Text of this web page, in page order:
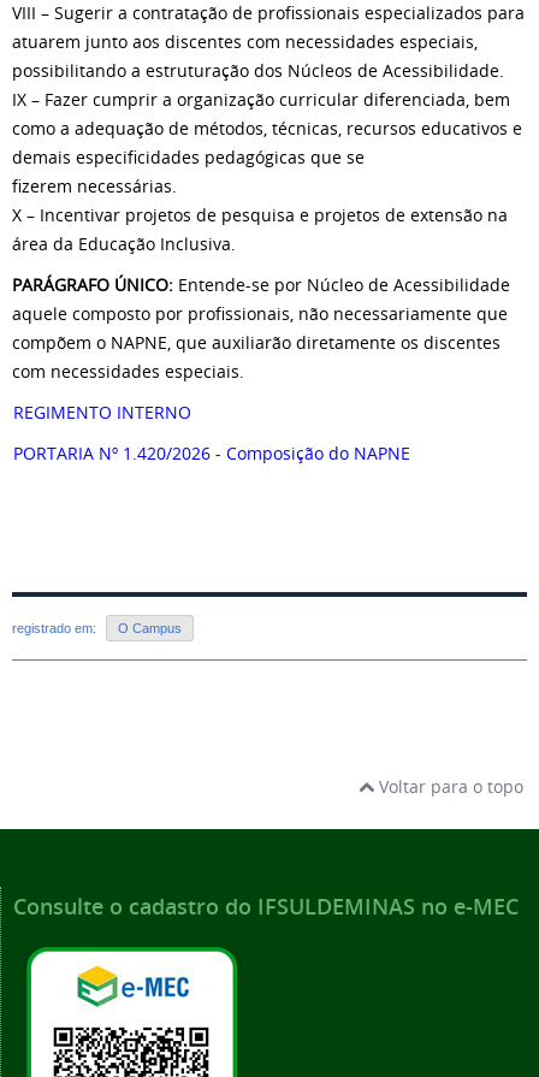
VIII – Sugerir a contratação de profissionais especializados para
atuarem junto aos discentes com necessidades especiais,
possibilitando a estruturação dos Núcleos de Acessibilidade.
IX – Fazer cumprir a organização curricular diferenciada, bem
como a adequação de métodos, técnicas, recursos educativos e
demais especificidades pedagógicas que se
fizerem necessárias.
X – Incentivar projetos de pesquisa e projetos de extensão na
área da Educação Inclusiva.
PARÁGRAFO ÚNICO: Entende-se por Núcleo de Acessibilidade
aquele composto por profissionais, não necessariamente que
compõem o NAPNE, que auxiliarão diretamente os discentes
com necessidades especiais.
REGIMENTO INTERNO
PORTARIA Nº 1.420/2026 - Composição do NAPNE
registrado em: O Campus
Voltar para o topo
Consulte o cadastro do IFSULDEMINAS no e-MEC